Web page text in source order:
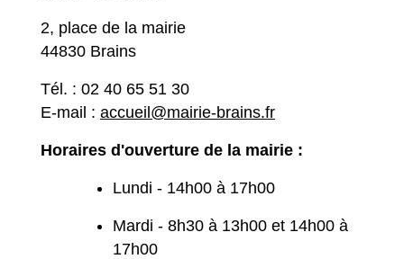
2, place de la mairie
44830 Brains
Tél. : 02 40 65 51 30
E-mail : accueil@mairie-brains.fr
Horaires d'ouverture de la mairie :
Lundi - 14h00 à 17h00
Mardi - 8h30 à 13h00 et 14h00 à
17h00